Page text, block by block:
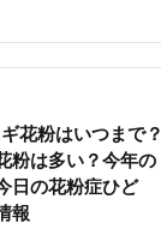
花粉はいつまで？
粉は多い？今年の
日の花粉症ひど
報